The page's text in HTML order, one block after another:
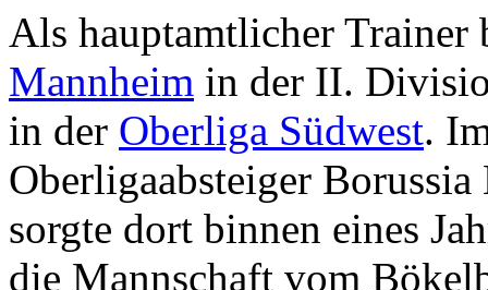
Als hauptamtlicher
Mannheim in der II.
in der Oberliga Südwest.
Oberligaabsteiger
sorgte dort binnen eines
die Mannschaft vom